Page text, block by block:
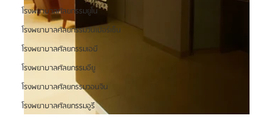
โรงพยาบาลศัลยกรรมยูโน
โรงพยาบาลศัลยกรรมวันเปอร์เซ็น
โรงพยาบาลศัลยกรรมเอบี
โรงพยาบาลศัลยกรรมอียู
โรงพยาบาลศัลยกรรมวอนจิน
โรงพยาบาลศัลยกรรมอูรี